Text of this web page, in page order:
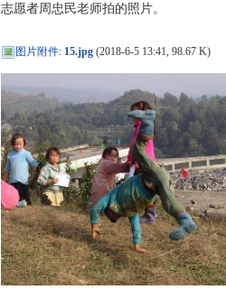
志愿者周忠民老师拍的照片。
图片附件: 15.jpg (2018-6-5 13:41, 98.67 K)